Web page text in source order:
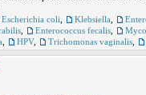
Escherichia coli Klebsiella
Enterococcus fecalis
HPV, Trichomonas vaginalis